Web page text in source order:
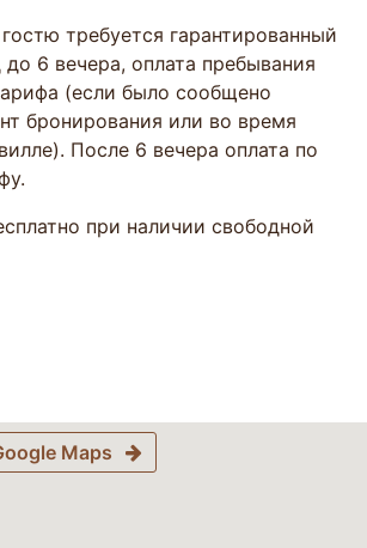
требуется гарантированный
до 6 вечера, оплата пребывания
(если было сообщено
бронирования или вo время
После 6 вечера оплата по
при наличии свободной
Maps